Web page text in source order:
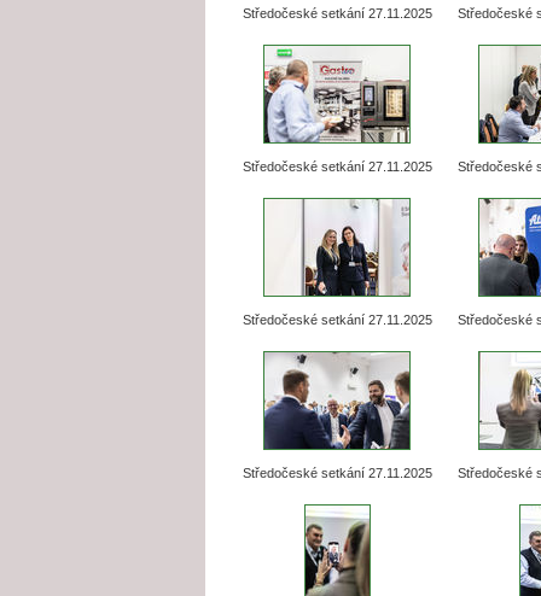
Středočeské setkání 27.11.2025 Středočeské
Středočeské setkání 27.11.2025 Středočeské
Středočeské setkání 27.11.2025 Středočeské
Středočeské setkání 27.11.2025 Středočeské